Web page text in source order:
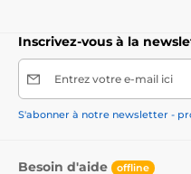
Inscrivez-vous à la
Entrez votre e-mail ici
S'abonner à notre newsletter -
Besoin d'aide offline